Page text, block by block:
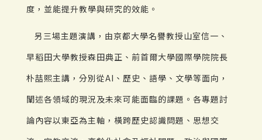
度，並能提升教學與研究的效能。
另三場主題演講，由京都大學名譽教授山室信一、
早稻田大學教授森田典正、前首爾大學國際學院院長
朴喆熙主講，分別從AI、歷史、語學、文學等面向，
闡述各領域的現況及未來可能面臨的課題。各專題討
論內容以東亞為主軸，橫跨歷史認識問題、思想交